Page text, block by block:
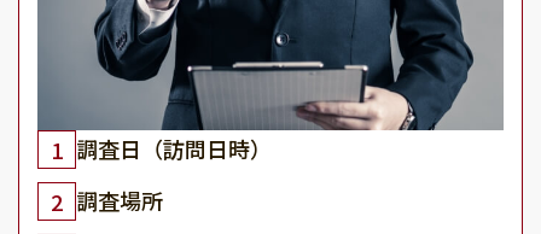
1 調査日（訪問日時）
2 調査場所